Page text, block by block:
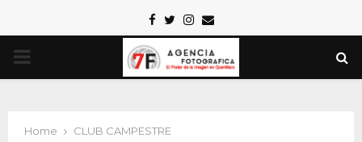
Facebook
TwitterInstagram
Email
PRIMARY
Home CLUB CAMPESTRE